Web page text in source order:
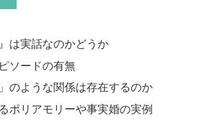
は実話なのかどうか
ソードの有無
のような関係は存在するのか
ポリアモリーや事実婚の実例